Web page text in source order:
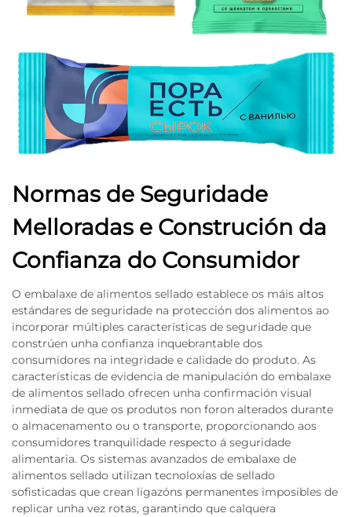
Normas de Seguridade
Melloradas e Construción da
Confianza do Consumidor
O embalaxe de alimentos sellado establece os máis altos
estándares de seguridade na protección dos alimentos ao
incorporar múltiples características de seguridade que
constrúen unha confianza inquebrantable dos
consumidores na integridade e calidade do produto. As
características de evidencia de manipulación do embalaxe
de alimentos sellado ofrecen unha confirmación visual
inmediata de que os produtos non foron alterados durante
o almacenamento ou o transporte, proporcionando aos
consumidores tranquilidade respecto á seguridade
alimentaria. Os sistemas avanzados de embalaxe de
alimentos sellado utilizan tecnoloxías de sellado
sofisticadas que crean ligazóns permanentes imposibles de
replicar unha vez rotas, garantindo que calquera